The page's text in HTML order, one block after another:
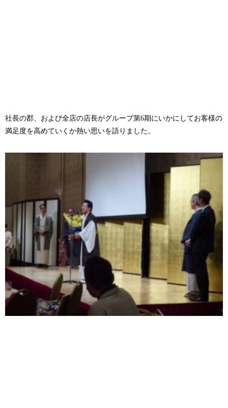
社長の郡、および全店の店長がグループ第6期にいかにしてお客様の
満足度を高めていくか熱い思いを語りました。